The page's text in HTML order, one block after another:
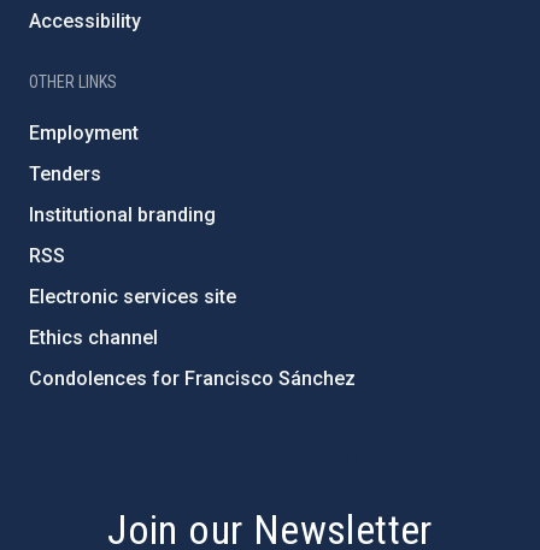
Accessibility
OTHER LINKS
Employment
Tenders
Institutional branding
RSS
Electronic services site
Ethics channel
Condolences for Francisco Sánchez
Join our Newsletter